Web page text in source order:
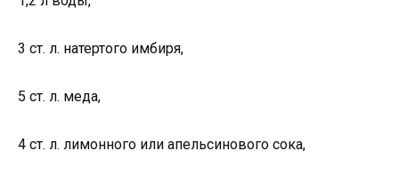
3 ст. л. натертого имбиря,
5 ст. л. меда,
4 ст. л. лимонного или апельсинового сока,